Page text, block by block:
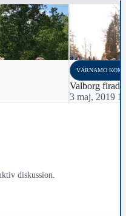
VÄRNAMO
Valborg
3 maj, 2019
diskussion.